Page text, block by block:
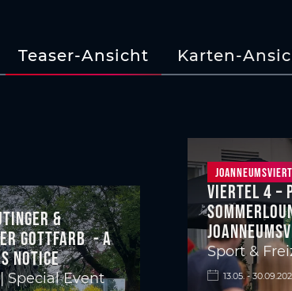
Teaser-Ansicht Karten-
&
Gottfarb - A
notice
Special Event
Viertel 4 –
Sport &
13.05. -